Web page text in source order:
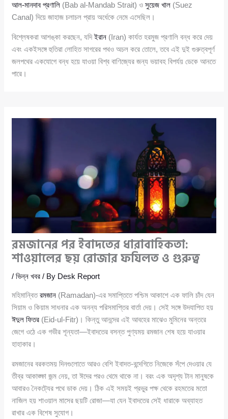
আল-মানদাব প্রণালি (Bab al-Mandab Strait) ওসুয়েজ খাল (Suez
Canal) দিয়ে জাহাজ চলাচল প্রায় অর্ধেকে নেমে এসেছিল।
বিশ্লেষকরা আশঙ্কা করছেন, যদিইরান (Iran) কার্যত হরমুজ প্রণালি বন্ধ করে দেয়
এবং একইসঙ্গে হুতিরা লোহিত সাগরের পথও অচল করে তোলে, তবে এই দুই গুরুত্বপূর্ণ
জলপথের একযোগে বন্ধ হয়ে যাওয়া বিশ্ব বাণিজ্যের জন্য ভয়াবহ বিপর্যয় ডেকে আনতে
পারে।
রমজানের পর ইবাদতের ধারাবাহিকতা:
শাওয়ালের ছয় রোজার ফযিলত ও গুরুত্ব
/ভিন্ন খবর / By Desk Report
মহিমান্বিতরমজান (Ramadan)-এর সমাপ্তিতে পশ্চিম আকাশে এক ফালি চাঁদ যেন
সিয়াম ও কিয়াম সাধনার এক অনন্য পরিসমাপ্তির বার্তা দেয়। সেই সঙ্গে উদযাপিত হয়
ঈদুল ফিতর (Eid-ul-Fitr)। কিন্তু আনন্দের এই আবহের মাঝেও মুমিনের অন্তরে
জেগে ওঠে এক গভীর শূন্যতা—ইবাদতের বসন্ত পুণ্যময় রমজান শেষ হয়ে যাওয়ার
হাহাকার।
রমজানের বরকতময় দিনগুলোতে আরও বেশি ইবাদত-বন্দেগিতে নিজেকে সঁপে দেওয়ার যে
তীব্র আকাঙ্ক্ষা জন্ম নেয়, তা ঈদের পরও থেমে থাকে না। বরং এক অদৃশ্য টান মানুষকে
আবারও নৈকট্যের পথে ডাক দেয়। ঠিক এই সময়ই প্রভুর পক্ষ থেকে রহমতের মতো
নাজিল হয় শাওয়াল মাসের ছয়টি রোজা—যা যেন ইবাদতের সেই ধারাকে অব্যাহত
রাখার এক বিশেষ সুযোগ।